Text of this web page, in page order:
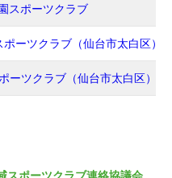
スポーツクラブ
ーツクラブ（仙台市太白区）
ーツクラブ（仙台市太白区）